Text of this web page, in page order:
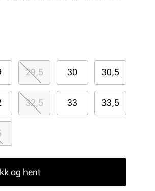
som vil se stilige ut og føle
29,5 30 30,5
32,5 33 33,5
og hent